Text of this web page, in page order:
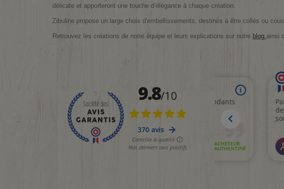
délicate et apporteront une touche d’élégance à chaque création.
Zibuline propose un large choix d'embellissements, destinés à être collés ou
Retrouvez les créations de notre équipe et leurs explications sur notre blog ainsi